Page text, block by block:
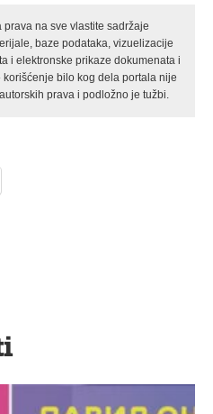
na sve vlastite sadržaje
baze podataka, vizuelizacije
i elektronske prikaze dokumenata i
bilo kog dela portala nije
prava i podložno je tužbi.